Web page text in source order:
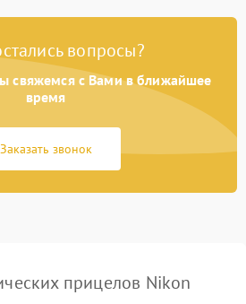
1000 ₽ Подробнее →
1000 ₽
вопросы?
свяжемся с Вами в ближайшее
время
Заказать звонок
прицелов Nikon